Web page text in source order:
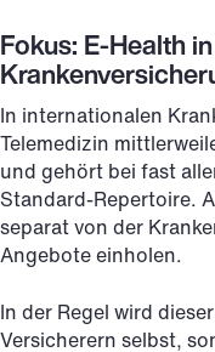
Fokus: E-Health
In internationalen
Telemedizin
und gehört bei fast
Standard-Repertoire.
separat von der
Angebote einholen.
In der Regel wird
Versicherern selbst,